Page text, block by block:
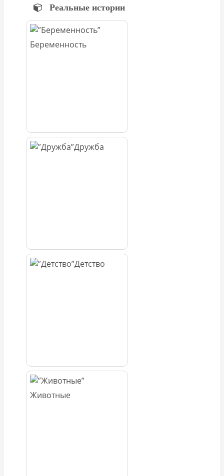
Реальные истории
Беременность
Дружба
Детство
Животные